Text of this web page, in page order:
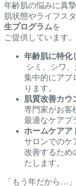
年齢肌の悩みに真
肌状態やライフス
生プログラムを
ご提供しています。
年齢肌に特化
シミ、シワ
集中的にアプ
ります。
肌質改善カウ
専門家がお客
最適なケアプ
ホームケアア
サロンでのケ
改善するため
たします。
「もう年だから…